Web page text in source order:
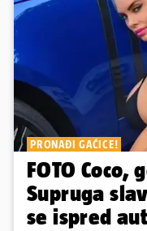
PRONAĐI GAĆICE!
FOTO Coco,
Supruga
se ispred